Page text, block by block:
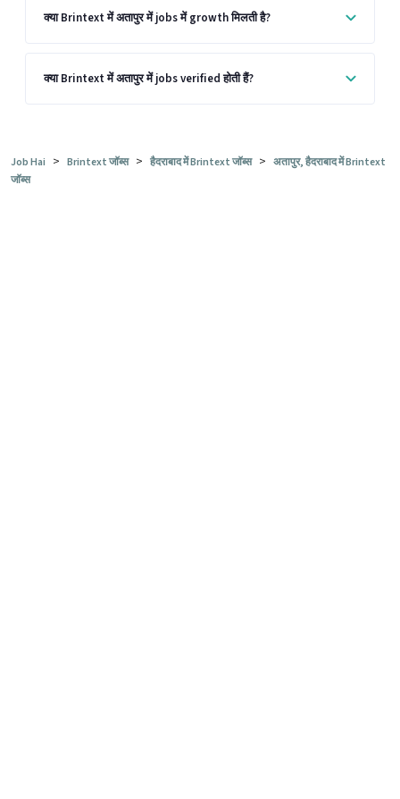
क्या Brintext में अतापुर में jobs में growth मिलती है?
क्या Brintext में अतापुर में jobs verified होती हैं?
Job Hai > Brintext जॉब्स > हैदराबाद में Brintext जॉब्स > अतापुर, हैदराबाद में Brintext
जॉब्स